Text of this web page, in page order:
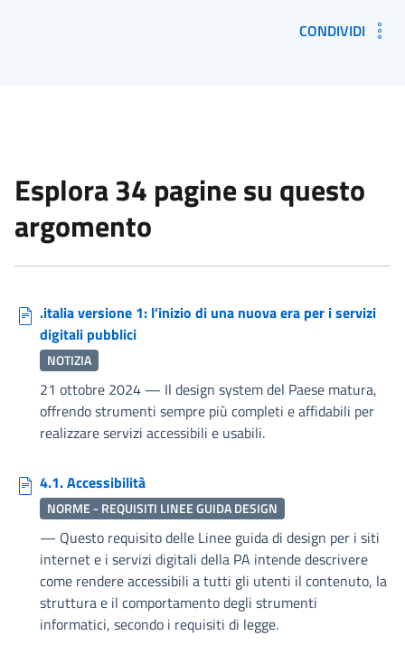
CONDIVIDI
Esplora 34 pagine su questo
argomento
.italia versione 1: l’inizio di una nuova era per i servizi
digitali pubblici
NOTIZIA
21 ottobre 2024 — Il design system del Paese matura,
offrendo strumenti sempre più completi e affidabili per
realizzare servizi accessibili e usabili.
4.1. Accessibilità
NORME - REQUISITI LINEE GUIDA DESIGN
— Questo requisito delle Linee guida di design per i siti
internet e i servizi digitali della PA intende descrivere
come rendere accessibili a tutti gli utenti il contenuto, la
struttura e il comportamento degli strumenti
informatici, secondo i requisiti di legge.